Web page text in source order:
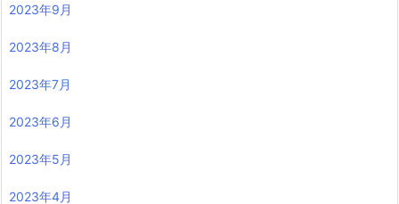
2023年9月
2023年8月
2023年7月
2023年6月
2023年5月
2023年4月